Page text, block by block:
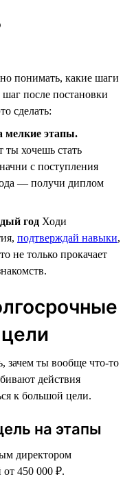
понимать, какие шаги
после постановки
сделать:
мелкие этапы.
ты хочешь стать
с поступления
— получи диплом
год Ходи
подтверждай навыки,
не только прокачает
зачем ты вообще что-то
действия
к большой цели.
на этапы
директором
от 450 000 ₽.